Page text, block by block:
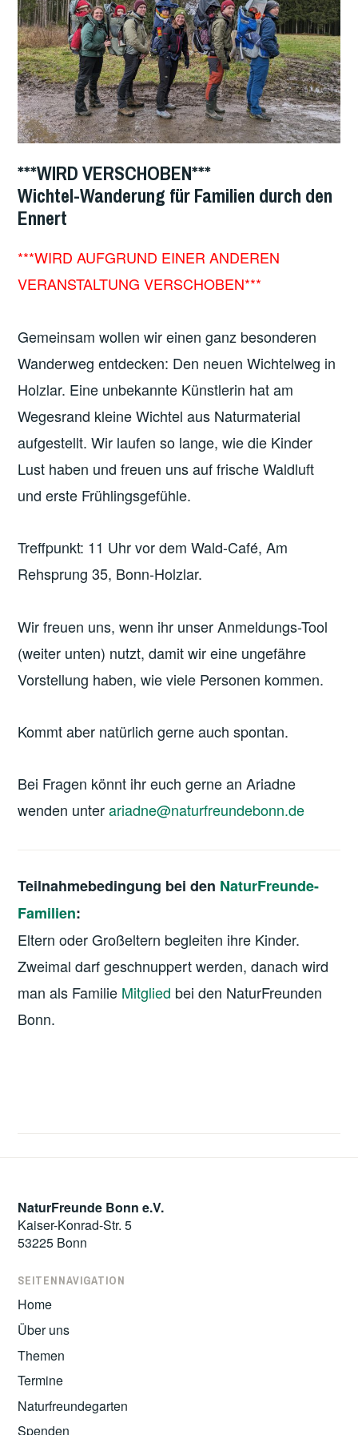
***WIRD VERSCHOBEN***
Wichtel-Wanderung für Familien durch den
Ennert
***WIRD AUFGRUND EINER ANDEREN
VERANSTALTUNG VERSCHOBEN***
Gemeinsam wollen wir einen ganz besonderen
Wanderweg entdecken: Den neuen Wichtelweg in
Holzlar. Eine unbekannte Künstlerin hat am
Wegesrand kleine Wichtel aus Naturmaterial
aufgestellt. Wir laufen so lange, wie die Kinder
Lust haben und freuen uns auf frische Waldluft
und erste Frühlingsgefühle.
Treffpunkt: 11 Uhr vor dem Wald-Café, Am
Rehsprung 35, Bonn-Holzlar.
Wir freuen uns, wenn ihr unser Anmeldungs-Tool
(weiter unten) nutzt, damit wir eine ungefähre
Vorstellung haben, wie viele Personen kommen.
Kommt aber natürlich gerne auch spontan.
Bei Fragen könnt ihr euch gerne an Ariadne
wenden unterariadne@naturfreundebonn.de
Teilnahmebedingung bei den NaturFreunde-
Familien:
Eltern oder Großeltern begleiten ihre Kinder.
Zweimal darf geschnuppert werden, danach wird
man als Familie Mitglied bei den NaturFreunden
Bonn.
NaturFreunde Bonn e.V.
Kaiser-Konrad-Str. 5
53225 Bonn
SEITENNAVIGATION
Home
Über uns
Themen
Termine
Naturfreundegarten
Spenden